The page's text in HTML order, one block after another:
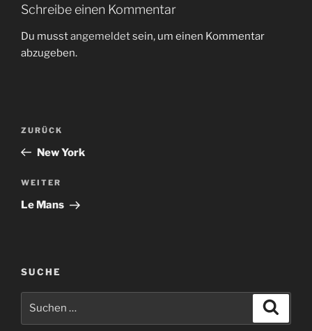
Schreibe einen Kommentar
Du musstangemeldetsein, um einen Kommentar
abzugeben.
Beitragsnavigation
Vorheriger
Beitrag
ZURÜCK
New York
Nächster
Beitrag
WEITER
Le Mans
SUCHE